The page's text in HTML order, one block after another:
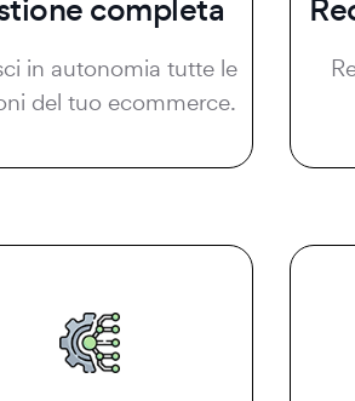
completa
in autonomia tutte le
del tuo ecommerce.